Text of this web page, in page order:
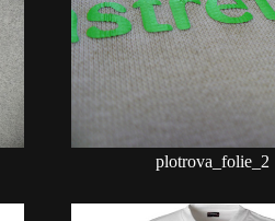
plotrova_folie_2